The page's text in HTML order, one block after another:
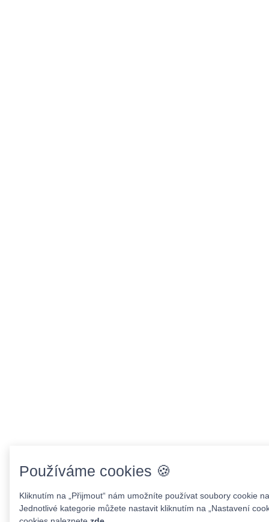
Používáme cookies 🍪
Kliknutím na „Přijmout“ nám umožníte používat soubory cookie
Jednotlivé kategorie můžete nastavit kliknutím na „Nastavení